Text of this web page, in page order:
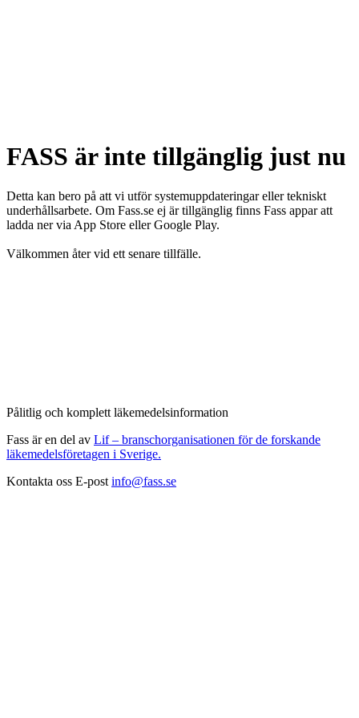
FASS är inte tillgänglig just nu
Detta kan bero på att vi utför systemuppdateringar eller tekniskt
underhållsarbete. Om Fass.se ej är tillgänglig finns Fass appar att
ladda ner via App Store eller Google Play.
Välkommen åter vid ett senare tillfälle.
Pålitlig och komplett läkemedelsinformation
Fass är en del av Lif – branschorganisationen för de forskande
läkemedelsföretagen i Sverige.
Kontakta oss E-post info@fass.se